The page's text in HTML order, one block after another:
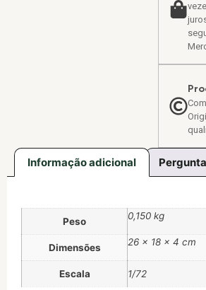
Informação adicional
Peso 0,150 kg
Dimensões 26 × 18 × 4 cm
Escala 1/72